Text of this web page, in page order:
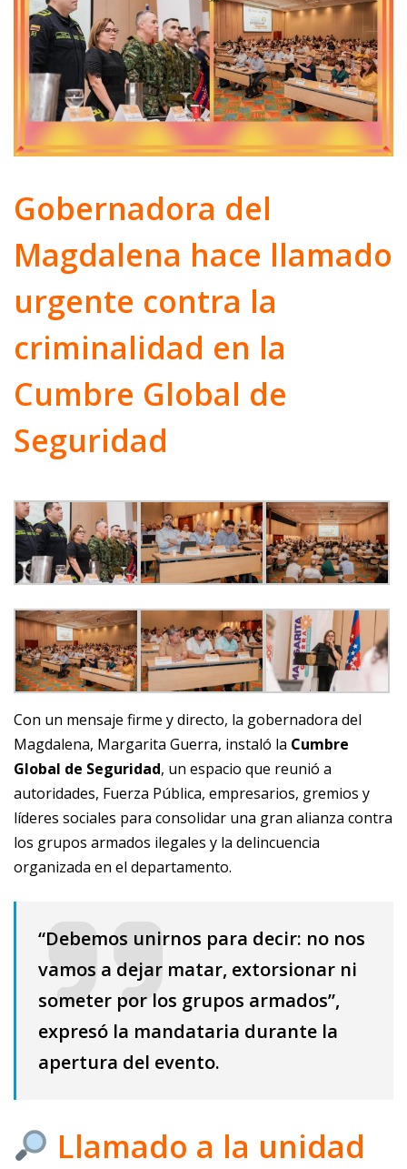
Gobernadora del
Magdalena hace llamado
urgente contra la
criminalidad en la
Cumbre Global de
Seguridad
Con un mensaje firme y directo, la gobernadora del
Magdalena, Margarita Guerra, instaló la Cumbre
Global de Seguridad, un espacio que reunió a
autoridades, Fuerza Pública, empresarios, gremios y
líderes sociales para consolidar una gran alianza contra
los grupos armados ilegales y la delincuencia
organizada en el departamento.
“Debemos unirnos para decir: no nos
vamos a dejar matar, extorsionar ni
someter por los grupos armados”,
expresó la mandataria durante la
apertura del evento.
Llamado a la unidad